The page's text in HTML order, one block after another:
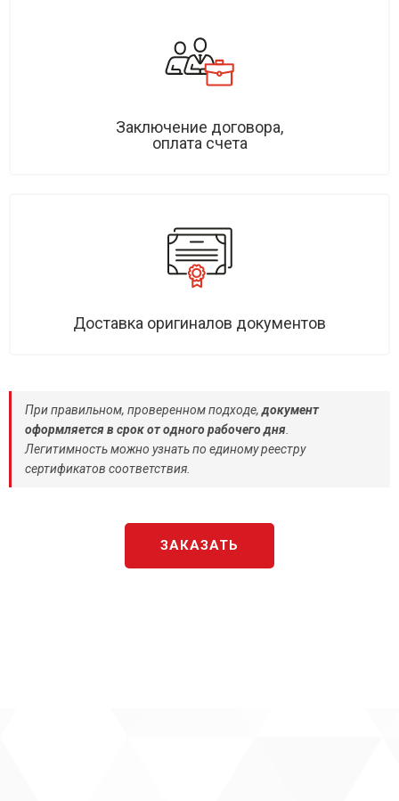
Заключение договора,
оплата счета
Доставка оригиналов документов
При правильном, проверенном подходе,документ
оформляется в срок от одного рабочего дня.
Легитимность можно узнать по единому реестру
сертификатов соответствия.
ЗАКАЗАТЬ